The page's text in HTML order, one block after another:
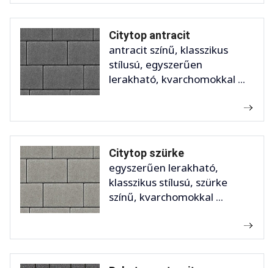
Citytop antracit
antracit színű, klasszikus
stílusú, egyszerűen
lerakható, kvarchomokkal ...
Citytop szürke
egyszerűen lerakható,
klasszikus stílusú, szürke
színű, kvarchomokkal ...